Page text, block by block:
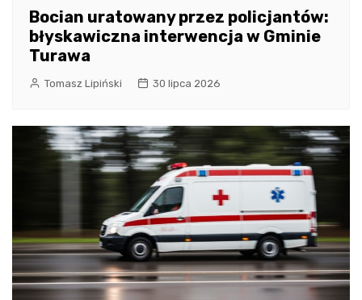
Bocian uratowany przez policjantów:
błyskawiczna interwencja w Gminie
Turawa
Tomasz Lipiński 30 lipca 2026